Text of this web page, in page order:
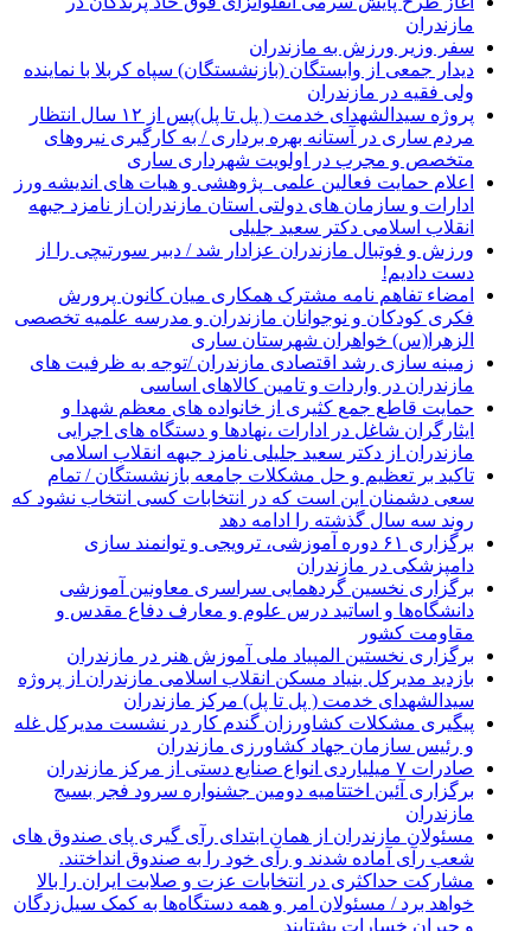
مازندران
سفر وزیر ورزش به مازندران
دیدار جمعی از وابستگان (بازنشستگان) سپاه کربلا با نماینده
ولی فقیه در مازندران
پروژه سیدالشهدای خدمت ( پل تا پل)پس از ۱۲ سال انتظار
مردم ساری در آستانه بهره برداری / به کارگیری نیروهای
متخصص و مجرب در اولویت شهرداری ساری
اعلام حمایت فعالین علمی_پژوهشی و هیات های اندیشه ورز
ادارات و سازمان های دولتی استان مازندران از نامزد جبهه
انقلاب اسلامی دکتر سعید جلیلی
ورزش و فوتبال مازندران عزادار شد / دبیر سورتیچی را از
دست دادیم!
امضاء تفاهم نامه مشترک همکاری میان کانون پرورش
فکری کودکان و نوجوانان مازندران و مدرسه علمیه تخصصی
الزهرا(س) خواهران شهرستان ساری
زمینه سازی رشد اقتصادی مازندران /توجه به ظرفیت های
مازندران در واردات و تامین کالاهای اساسی
حمایت قاطع جمع کثیری از خانواده های معظم شهدا و
ایثارگران شاغل در ادارات ،نهادها و دستگاه های اجرایی
مازندران از دکتر سعید جلیلی نامزد جبهه انقلاب اسلامی
تاکید بر تعظیم و حل مشکلات جامعه بازنشستگان / تمام
سعی دشمنان این است که در انتخابات کسی انتخاب نشود که
روند سه سال گذشته را ادامه دهد
برگزاری ۶۱ دوره آموزشی، ترویجی و توانمند سازی
دامپزشکی در مازندران
برگزاری نخسین گردهمایی سراسری معاونین آموزشی
دانشگاه‌ها و اساتید درس علوم و معارف دفاع مقدس و
مقاومت کشور
برگزاری نخستین المپیاد ملی آموزش هنر در مازندران
بازدید مدیرکل بنیاد مسکن انقلاب اسلامی مازندران از پروژه
سیدالشهدای خدمت ( پل تا پل) مرکز مازندران
پیگیری مشکلات کشاورزان گندم کار در نشست مدیرکل غله
و رئیس سازمان جهاد کشاورزی مازندران
صادرات ۷ میلیاردی انواع صنایع دستی از مرکز مازندران
برگزاری آئین اختتامیه دومین جشنواره سرود فجر بسیج
مازندران
مسئولان مازندران از همان ابتدای رآی گیری پای صندوق های
شعب رآی آماده شدند و رآی خود را به صندوق انداختند.
مشارکت حداکثری در انتخابات عزت و صلابت ایران را بالا
خواهد برد / مسئولان امر و همه دستگاه‌ها به کمک سیل‌زدگان
و جبران خسارات بشتابند